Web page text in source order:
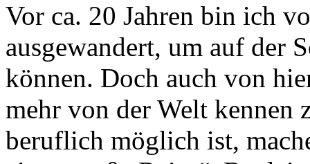
Vor ca. 20 Jahren bin ich
ausgewandert, um auf der
können. Doch auch von
mehr von der Welt kennen
beruflich möglich ist,